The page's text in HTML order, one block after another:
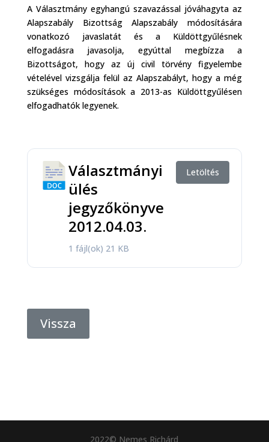
A Választmány egyhangú szavazással jóváhagyta az
Alapszabály Bizottság Alapszabály módosítására
vonatkozó javaslatát és a Küldöttgyűlésnek
elfogadásra javasolja, egyúttal megbízza a
Bizottságot, hogy az új civil törvény figyelembe
vételével vizsgálja felül az Alapszabályt, hogy a még
szükséges módosítások a 2013-as Küldöttgyűlésen
elfogadhatók legyenek.
Választmányi
ülés
jegyzőkönyve
2012.04.03.
1 fájl(ok) 21 KB
Letöltés
Vissza
2022© Nemes Richárd